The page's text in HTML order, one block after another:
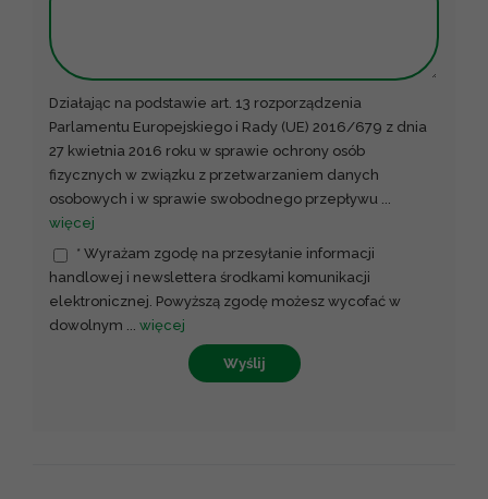
Działając na podstawie art. 13 rozporządzenia
Parlamentu Europejskiego i Rady (UE) 2016/679 z dnia
27 kwietnia 2016 roku w sprawie ochrony osób
fizycznych w związku z przetwarzaniem danych
osobowych i w sprawie swobodnego przepływu ...
więcej
* Wyrażam zgodę na przesyłanie informacji
handlowej i newslettera środkami komunikacji
elektronicznej. Powyższą zgodę możesz wycofać w
dowolnym ... więcej
Wyślij